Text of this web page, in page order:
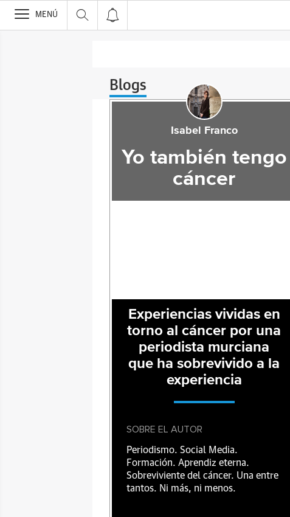
>
MENÚ
Blogs
Isabel Franco
Yo también tengo
cáncer
Experiencias vividas en
torno al cáncer por una
periodista murciana
que ha sobrevivido a la
experiencia
SOBRE EL AUTOR
Periodismo. Social Media.
Formación. Aprendiz eterna.
Sobreviviente del cáncer. Una entre
tantos. Ni más, ni menos.